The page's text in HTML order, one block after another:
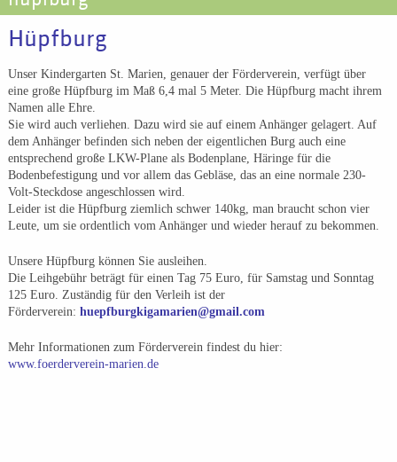
Hüpfburg
Unser Kindergarten St. Marien, genauer der Förderverein, verfügt über
eine große Hüpfburg im Maß 6,4 mal 5 Meter. Die Hüpfburg macht ihrem
Namen alle Ehre.
Sie wird auch verliehen. Dazu wird sie auf einem Anhänger gelagert. Auf
dem Anhänger befinden sich neben der eigentlichen Burg auch eine
entsprechend große LKW-Plane als Bodenplane, Häringe für die
Bodenbefestigung und vor allem das Gebläse, das an eine normale 230-
Volt-Steckdose angeschlossen wird.
Leider ist die Hüpfburg ziemlich schwer 140kg, man braucht schon vier
Leute, um sie ordentlich vom Anhänger und wieder herauf zu bekommen.
Unsere Hüpfburg können Sie ausleihen.
Die Leihgebühr beträgt für einen Tag 75 Euro, für Samstag und Sonntag
125 Euro. Zuständig für den Verleih ist der
Förderverein: huepfburgkigamarien@gmail.com
Mehr Informationen zum Förderverein findest du hier:
www.foerderverein-marien.de